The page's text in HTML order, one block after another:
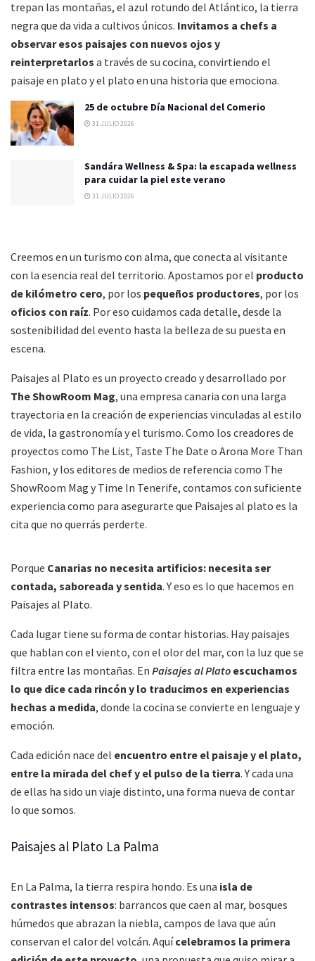
trepan las montañas, el azul rotundo del Atlántico, la tierra
negra que da vida a cultivos únicos. Invitamos a chefs a
observar esos paisajes con nuevos ojos y
reinterpretarlos a través de su cocina, convirtiendo el
paisaje en plato y el plato en una historia que emociona.
25 de octubre Día Nacional del Comerio
31 JULIO 2026
Sandára Wellness & Spa: la escapada wellness
para cuidar la piel este verano
31 JULIO 2026
Creemos en un turismo con alma, que conecta al visitante
con la esencia real del territorio. Apostamos por el producto
de kilómetro cero, por los pequeños productores, por los
oficios con raíz. Por eso cuidamos cada detalle, desde la
sostenibilidad del evento hasta la belleza de su puesta en
escena.
Paisajes al Plato es un proyecto creado y desarrollado por
The ShowRoom Mag, una empresa canaria con una larga
trayectoria en la creación de experiencias vinculadas al estilo
de vida, la gastronomía y el turismo. Como los creadores de
proyectos como The List, Taste The Date o Arona More Than
Fashion, y los editores de medios de referencia como The
ShowRoom Mag y Time In Tenerife, contamos con suficiente
experiencia como para asegurarte que Paisajes al plato es la
cita que no querrás perderte.
Porque Canarias no necesita artificios: necesita ser
contada, saboreada y sentida. Y eso es lo que hacemos en
Paisajes al Plato.
Cada lugar tiene su forma de contar historias. Hay paisajes
que hablan con el viento, con el olor del mar, con la luz que se
filtra entre las montañas. En Paisajes al Plato escuchamos
lo que dice cada rincón y lo traducimos en experiencias
hechas a medida, donde la cocina se convierte en lenguaje y
emoción.
Cada edición nace del encuentro entre el paisaje y el plato,
entre la mirada del chef y el pulso de la tierra. Y cada una
de ellas ha sido un viaje distinto, una forma nueva de contar
lo que somos.
Paisajes al Plato La Palma
En La Palma, la tierra respira hondo. Es una isla de
contrastes intensos: barrancos que caen al mar, bosques
húmedos que abrazan la niebla, campos de lava que aún
conservan el calor del volcán. Aquícelebramos la primera